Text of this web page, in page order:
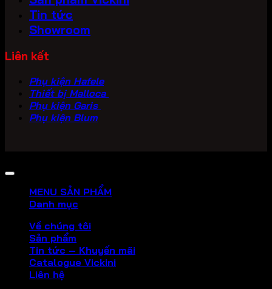
Tin tức
Showroom
Liên kết
Phụ kiện Hafele
Thiết bị Malloca
Phụ kiện Garis
Phụ kiện Blum
MENU SẢN PHẨM
Danh mục
Về chúng tôi
Sản phẩm
Tin tức – Khuyến mãi
Catalogue Vickini
Liên hệ